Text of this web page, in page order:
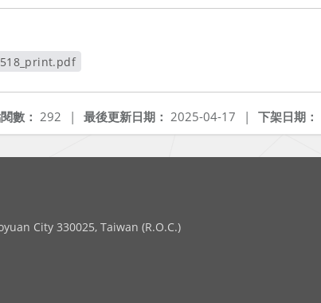
下架日期：
最後更新日期： 2025-04-17 |
數： 292 |
City 330025, Taiwan (R.O.C.)